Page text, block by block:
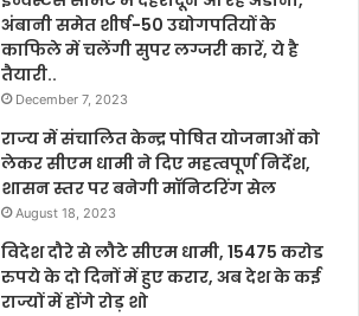
अंबानी समेत शीर्ष-50 उद्योगपतियों के
काफिले में चलेंगी सुपर लग्जरी कारें, ये है
तैयारी..
December 7, 2023
राज्य में संचालित केन्द्र पोषित योजनाओं को
लेकर सीएम धामी ने दिए महत्वपूर्ण निर्देश,
शासन स्तर पर बनेगी मॉनिटरिंग सेल
August 18, 2023
विदेश दौरे से लौटे सीएम धामी, 15475 करोड
रुपये के दो दिनों में हुए करार, अब देश के कई
राज्यों में होंगे रोड़ शो